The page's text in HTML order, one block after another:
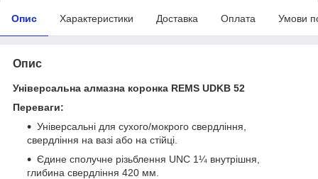
Опис Характеристики Доставка Оплата Умови
Опис
Універсальна алмазна коронка REMS UDKB 52
Переваги:
Універсальні для сухого/мокрого свердління,
свердління на вазі або на стійці.
Єдине сполучне різьблення UNC 1¼ внутрішня,
глибина свердління 420 мм.